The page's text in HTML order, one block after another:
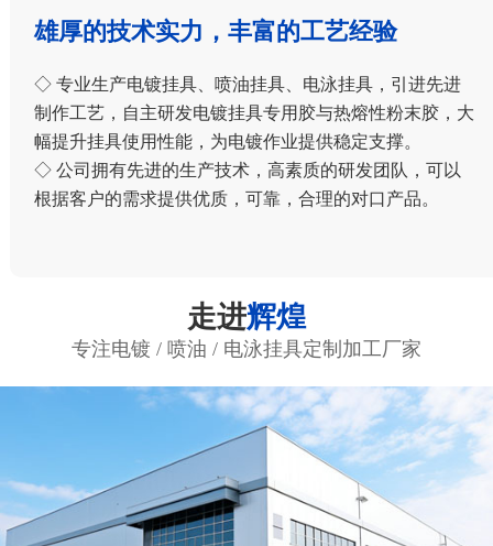
雄厚的技术实力，丰富的工艺经验
◇ 专业生产电镀挂具、喷油挂具、电泳挂具，引进先进
制作工艺，自主研发电镀挂具专用胶与热熔性粉末胶，大
幅提升挂具使用性能，为电镀作业提供稳定支撑。
◇ 公司拥有先进的生产技术，高素质的研发团队，可以
根据客户的需求提供优质，可靠，合理的对口产品。
走进辉煌
专注电镀 / 喷油 / 电泳挂具定制加工厂家